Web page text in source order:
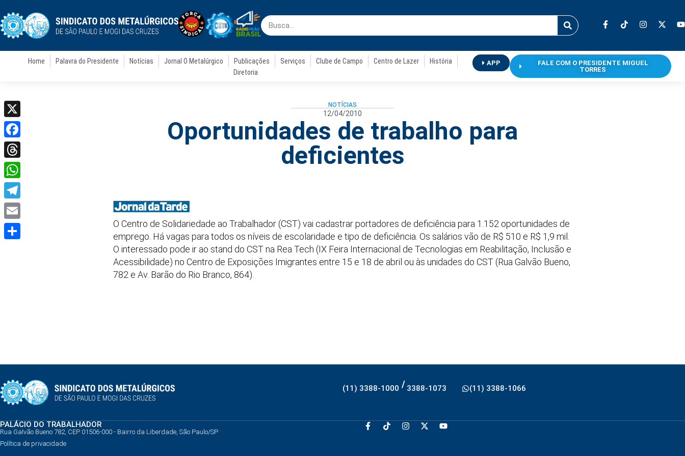
Home Palavra do Presidente Notícias Jornal O Metalúrgico Publicações Serviços Clube de Campo Centro de Lazer
História
Diretoria
APP
FALE COM O PRESIDENTE MIGUEL
TORRES
NOTÍCIAS
12/04/2010
Oportunidades de trabalho para
deficientes
O Centro de Solidariedade ao Trabalhador (CST) vai cadastrar portadores de deficiência para 1.152 oportunidades de
emprego. Há vagas para todos os níveis de escolaridade e tipo de deficiência. Os salários vão de R$ 510 e R$ 1,9 mil.
O interessado pode ir ao stand do CST na Rea Tech (IX Feira Internacional de Tecnologias em Reabilitação, Inclusão e
Acessibilidade) no Centro de Exposições Imigrantes entre 15 e 18 de abril ou às unidades do CST (Rua Galvão Bueno,
782 e Av. Barão do Rio Branco, 864).
(11) 3388-1000 / 3388-1073 (11) 3388-1066
PALÁCIO DO TRABALHADOR
Rua Galvão Bueno 782, CEP 01506-000 - Bairro da Liberdade, São Paulo/SP
Política de privacidade
X
Facebook
Threads
WhatsApp
Telegram
Email